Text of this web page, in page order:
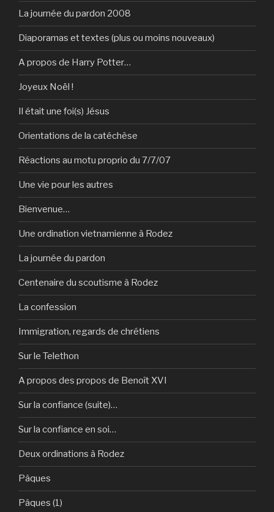
La journée du pardon 2008
Diaporamas et textes (plus ou moins nouveaux)
A propos de Harry Potter…
Joyeux Noël !
Il était une foi(s) Jésus
Orientations de la catéchèse
Réactions au motu proprio du 7/7/07
Une vie pour les autres
Bienvenue…
Une ordination vietnamienne à Rodez
La journée du pardon
Centenaire du scoutisme à Rodez
La confession
Immigration, regards de chrétiens
Sur le Telethon
A propos des propos de Benoît XVI
Sur la confiance (suite)…
Sur la confiance en soi…
Deux ordinations à Rodez
Pâques
Pâques (1)